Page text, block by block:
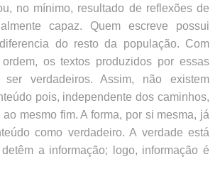
no mínimo, resultado de reflexões de
capaz. Quem escreve possui
do resto da população. Com
os textos produzidos por essas
ser verdadeiros. Assim, não existem
pois, independente dos caminhos,
mesmo fim. A forma, por si mesma, já
como verdadeiro. A verdade está
a informação; logo, informação é